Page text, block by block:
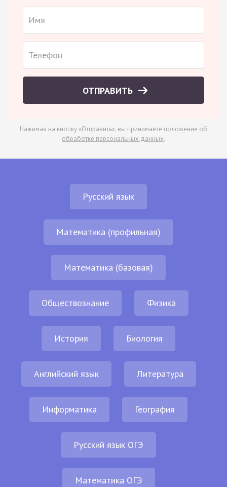
ОТПРАВИТЬ
Нажимая на кнопку «Отправить», вы принимаете положение об
обработке персональных данных.
Русский язык
Математика (профильная)
Математика (базовая)
Обществознание Физика
История Биология
Английский язык Литература
Информатика География
Русский язык ОГЭ
Математика ОГЭ